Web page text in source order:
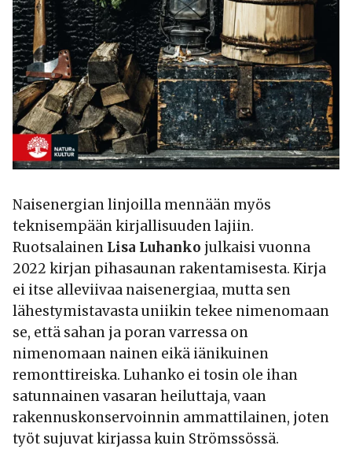
Naisenergian linjoilla mennään myös
teknisempään kirjallisuuden lajiin.
Ruotsalainen Lisa Luhanko julkaisi vuonna
2022 kirjan pihasaunan rakentamisesta. Kirja
ei itse alleviivaa naisenergiaa, mutta sen
lähestymistavasta uniikin tekee nimenomaan
se, että sahan ja poran varressa on
nimenomaan nainen eikä iänikuinen
remonttireiska. Luhanko ei tosin ole ihan
satunnainen vasaran heiluttaja, vaan
rakennuskonservoinnin ammattilainen, joten
työt sujuvat kirjassa kuin Strömssössä.